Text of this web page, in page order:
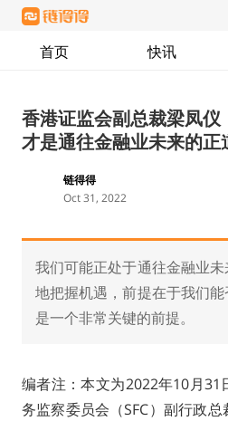
首页 快讯
香港证监会副总裁梁凤仪
才是通往金融业未来的正
链得得
Oct 31, 2022
我们可能正处于通往金融业
地把握机遇，前提在于我们
是一个非常关键的前提。
编者注：本文为2022年10月31
务监察委员会（SFC）副行政